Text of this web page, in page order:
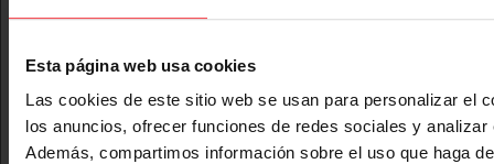
Esta página web usa cookies
Las cookies de este sitio web se usan para personalizar el
los anuncios, ofrecer funciones de redes sociales y analizar
Además, compartimos información sobre el uso que haga